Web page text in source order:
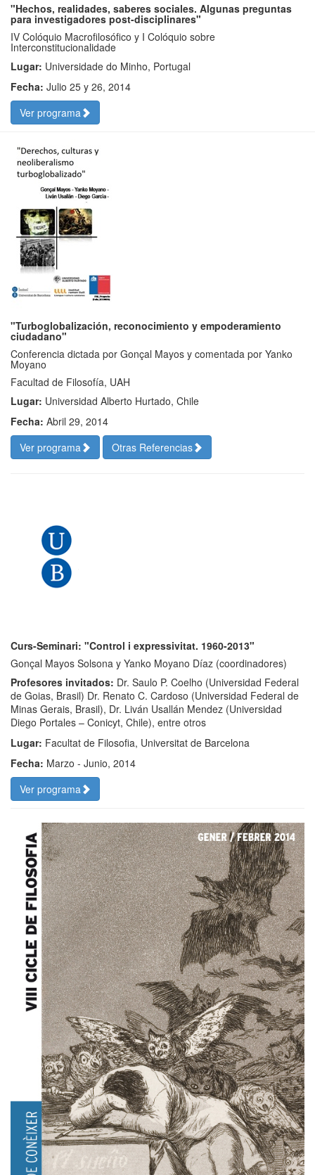
"Hechos, realidades, saberes sociales. Algunas preguntas
para investigadores post-disciplinares"
IV Colóquio Macrofilosófico y I Colóquio sobre
Interconstitucionalidade
Lugar: Universidade do Minho, Portugal
Fecha: Julio 25 y 26, 2014
Ver programa
"Turboglobalización, reconocimiento y empoderamiento
ciudadano"
Conferencia dictada por Gonçal Mayos y comentada por Yanko
Moyano
Facultad de Filosofía, UAH
Lugar: Universidad Alberto Hurtado, Chile
Fecha: Abril 29, 2014
Ver programa
Otras Referencias
Curs-Seminari: "Control i expressivitat. 1960-2013"
Gonçal Mayos Solsona y Yanko Moyano Díaz (coordinadores)
Profesores invitados: Dr. Saulo P. Coelho (Universidad Federal
de Goias, Brasil) Dr. Renato C. Cardoso (Universidad Federal de
Minas Gerais, Brasil), Dr. Liván Usallán Mendez (Universidad
Diego Portales – Conicyt, Chile), entre otros
Lugar: Facultat de Filosofia, Universitat de Barcelona
Fecha: Marzo - Junio, 2014
Ver programa